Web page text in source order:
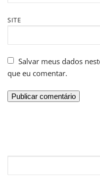
SITE
Salvar meus dados
que eu comentar.